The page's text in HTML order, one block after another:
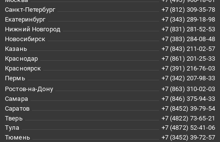
Санкт-Петербург
+7 (812) 309-35-78
Екатеринбург
+7 (343) 289-18-98
Нижний Новгород
+7 (831) 281-52-53
Новосибирск
+7 (383) 284-08-48
Казань
+7 (843) 211-02-57
Краснодар
+7 (861) 201-25-33
Красноярск
+7 (391) 216-76-03
Пермь
+7 (342) 207-98-33
Ростов-на-Дону
+7 (863) 310-02-03
Самара
+7 (846) 375-94-33
Саратов
+7 (8452) 39-79-54
Тверь
+7 (4822) 73-65-21
Тула
+7 (4872) 52-41-06
Тюмень
+7 (3452) 39-72-57